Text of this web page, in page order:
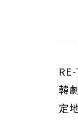
韓
定